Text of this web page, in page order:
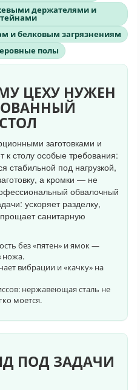
держателями и
и белковым загрязнениям
полы
ЦЕХУ НУЖЕН
заготовками и
к столу особые требования:
стабильной под нагрузкой,
а кромки — не
обвалочный
ускоряет разделку,
санитарную
без «пятен» и ямок —
ножа.
вибрации и «качку» на
нержавеющая сталь не
моется.
ПОД ЗАДАЧИ